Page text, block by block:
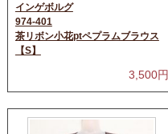
インゲボルグ
974-401
茶リボン小花ptペプラムブラウス
【S】
3,500円